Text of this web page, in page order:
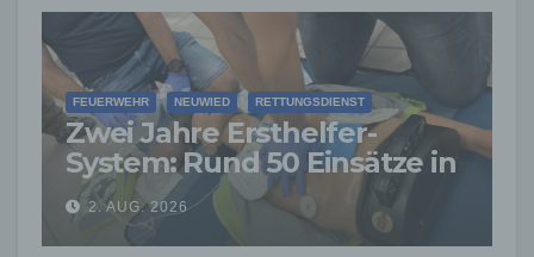
FEUERWEHR NEUWIED RETTUNGSDIENST
Zwei Jahre Ersthelfer-
System: Rund 50 Einsätze in
der VG Asbach
2. AUG. 2026